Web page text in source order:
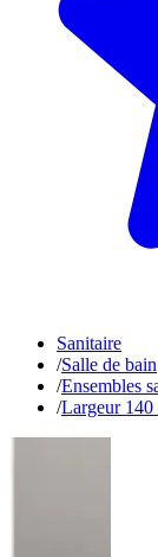
Sanitaire
/Salle de bain
/Ensembles
/Largeur 140